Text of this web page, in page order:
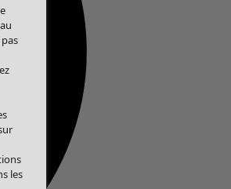
les